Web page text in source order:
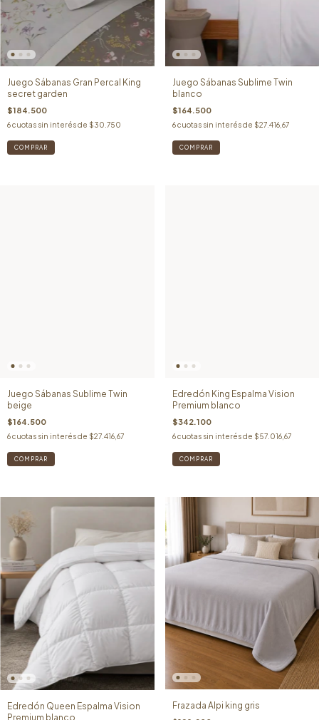
Juego Sábanas Gran Percal King
secret garden
$184.500
6cuotas sin interés de $30.750
Juego Sábanas Sublime Twin
blanco
$164.500
6 cuotas sin interés de $27.416,67
Juego Sábanas Sublime Twin
beige
$164.500
6cuotas sin interés de $27.416,67
Edredón King Espalma Vision
Premium blanco
$342.100
6 cuotas sin interés de $57.016,67
Edredón Queen Espalma Vision
Premium blanco
Frazada Alpi king gris